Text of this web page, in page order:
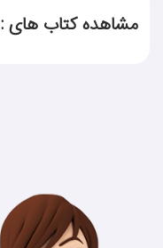
مشاهده کتاب های :